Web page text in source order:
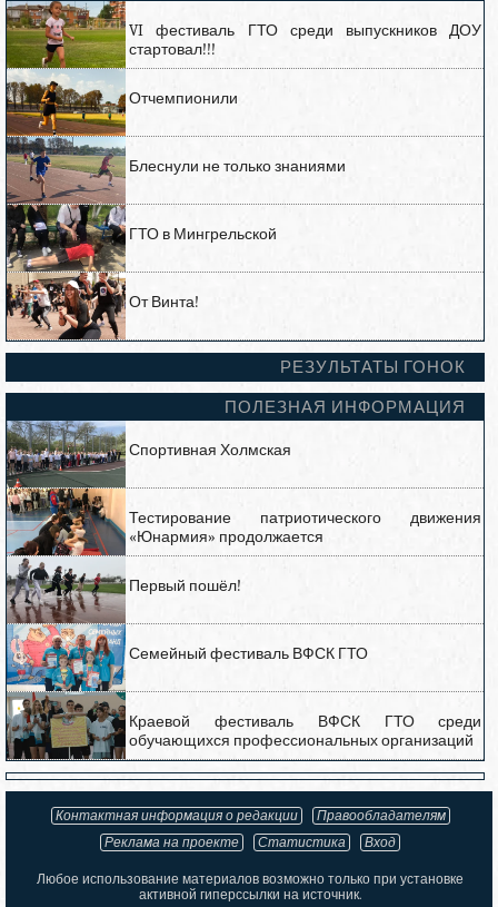
VI фестиваль ГТО среди выпускников ДОУ
стартовал!!!
Отчемпионили
Блеснули не только знаниями
ГТО в Мингрельской
От Винта!
РЕЗУЛЬТАТЫ ГОНОК
ПОЛЕЗНАЯ ИНФОРМАЦИЯ
Спортивная Холмская
Тестирование патриотического движения
«Юнармия» продолжается
Первый пошёл!
Семейный фестиваль ВФСК ГТО
Краевой фестиваль ВФСК ГТО среди
обучающихся профессиональных организаций
Контактная информация о редакции
Правообладателям
Реклама на проекте
Статистика Вход
Любое использование материалов возможно только при установке
активной гиперссылки на источник.